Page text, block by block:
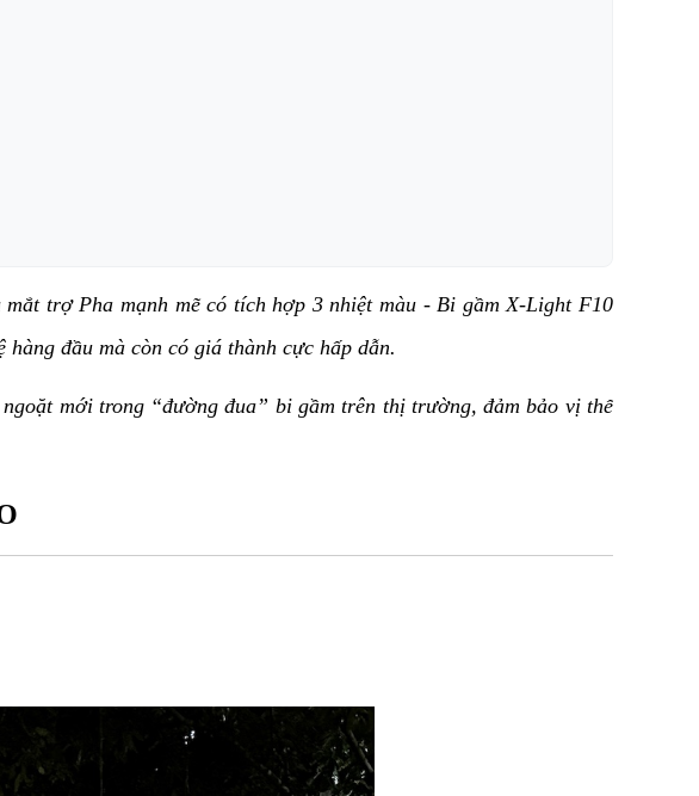
trợ Pha mạnh mẽ có tích hợp 3 nhiệt màu - Bi gầm X-Light F10
đầu mà còn có giá thành cực hấp dẫn.
mới trong “đường đua” bi gầm trên thị trường, đảm bảo vị thế